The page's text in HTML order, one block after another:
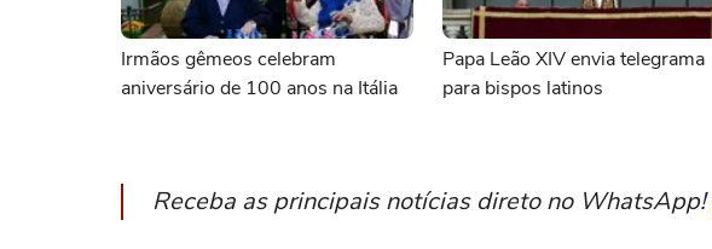
Irmãos gêmeos celebram
aniversário de 100 anos na Itália
Papa Leão XIV envia telegrama
para bispos latinos
Receba as principais notícias direto no WhatsApp!